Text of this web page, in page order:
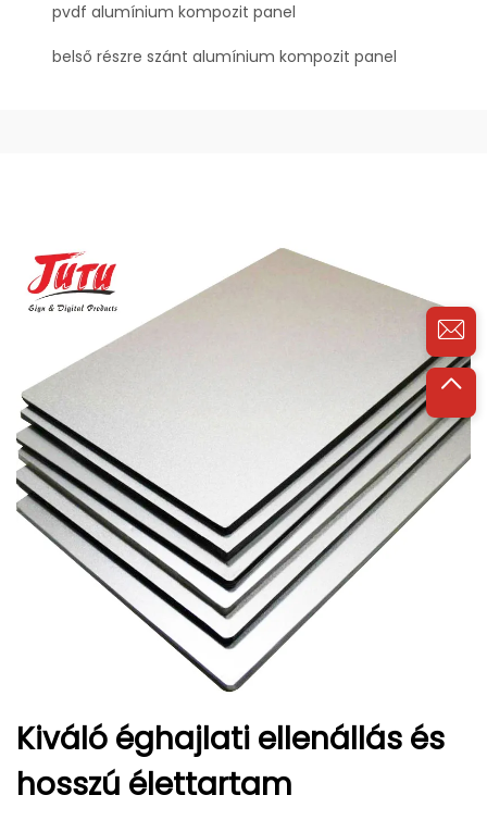
pvdf alumínium kompozit panel
belső részre szánt alumínium kompozit panel
Kiváló éghajlati ellenállás és
hosszú élettartam